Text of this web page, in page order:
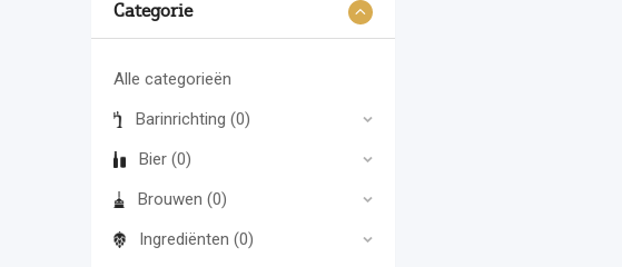
Categorie
Alle categorieën
Barinrichting (0)
Bier(0)
Brouwen(0)
Ingrediënten(0)